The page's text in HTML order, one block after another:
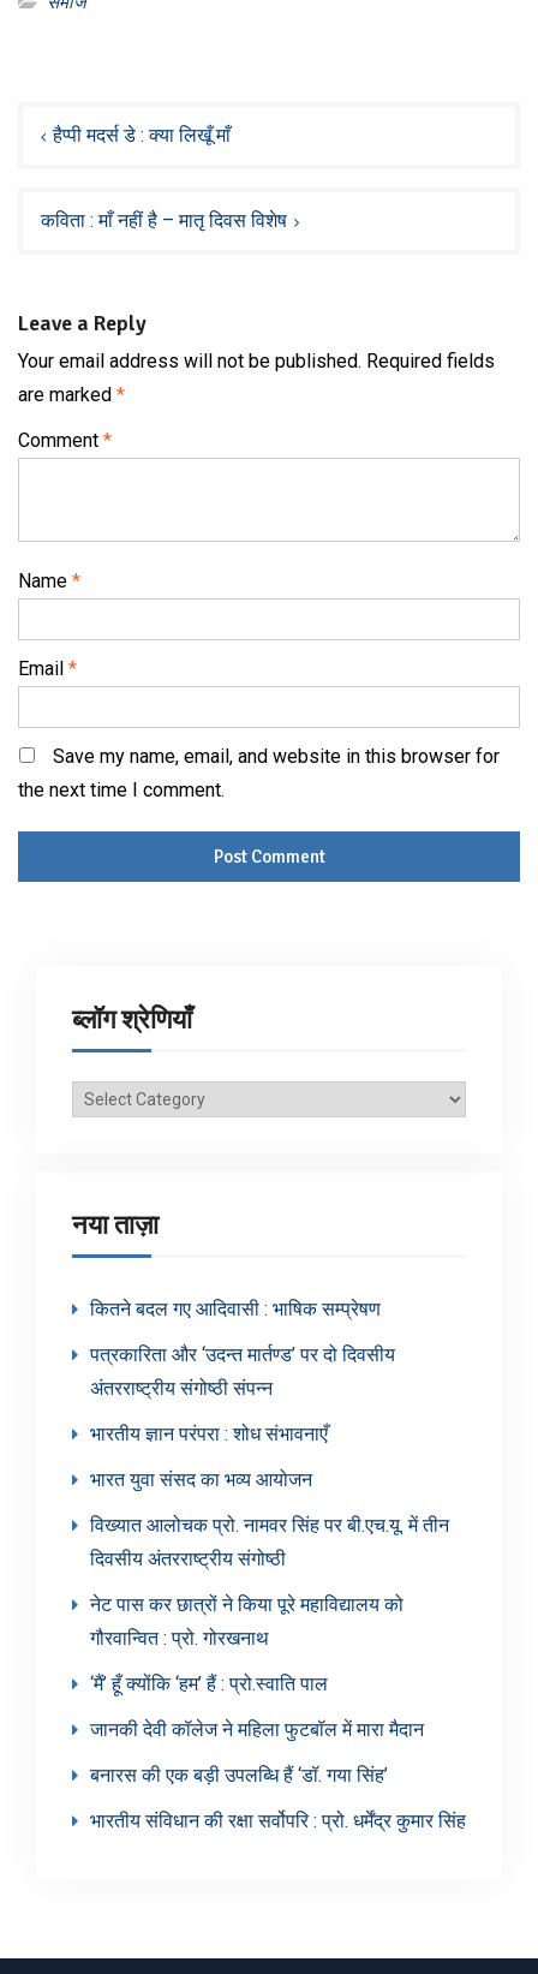
navigation
हैप्पी मदर्स डे : क्या लिखूँ माँ
कविता : माँ नहीं है – मातृ दिवस विशेष
Leave a Reply
Your email address will not be published. Required fields
are marked *
Comment *
Name *
Email *
Save my name, email, and website in this browser for
the next time I comment.
ब्लॉग श्रेणियाँ
ब्लॉग
नया ताज़ा
कितने बदल गए आदिवासी : भाषिक सम्प्रेषण
पत्रकारिता और ‘उदन्त मार्तण्ड’ पर दो दिवसीय
अंतरराष्ट्रीय संगोष्ठी संपन्न
भारतीय ज्ञान परंपरा : शोध संभावनाएँ
भारत युवा संसद का भव्य आयोजन
विख्यात आलोचक प्रो. नामवर सिंह पर बी.एच.यू. में तीन
दिवसीय अंतरराष्ट्रीय संगोष्ठी
नेट पास कर छात्रों ने किया पूरे महाविद्यालय को
गौरवान्वित : प्रो. गोरखनाथ
‘मैं’ हूँ क्योंकि ‘हम’ हैं : प्रो.स्वाति पाल
जानकी देवी कॉलेज ने महिला फुटबॉल में मारा मैदान
बनारस की एक बड़ी उपलब्धि हैं ‘डॉ. गया सिंह’
भारतीय संविधान की रक्षा सर्वोपरि : प्रो. धर्मेंद्र कुमार सिंह